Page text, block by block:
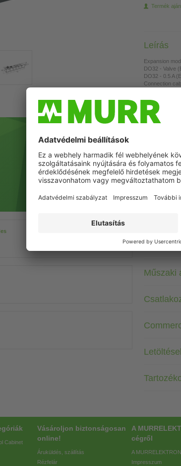
Szimbolikus kép
Termék
Leírás
Expansion
DO32 - Valve
DO32 - 0.5 A
Connection
Műszaki
Cabinet
Vásároljon biztonságosan
online!
Áruküldés, szállítás
Rézfelár
A
cégről
A
Impresszum